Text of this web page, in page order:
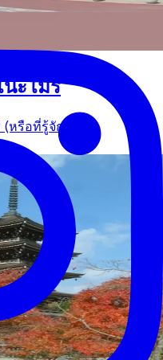
ะโมริ
หรือที่รู้จักกันใน